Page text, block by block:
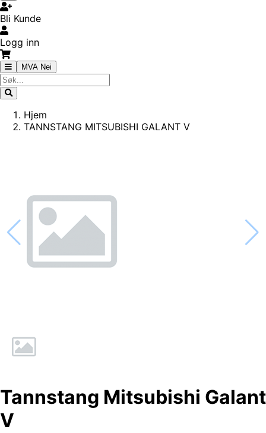
Bli Kunde
Logg inn
MVA Nei
Hjem
TANNSTANG MITSUBISHI GALANT V
Tannstang Mitsubishi Galant
V